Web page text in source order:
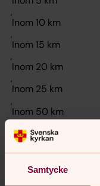
Samtycke
,
,
,
,
,
,
Hitta bland händelser